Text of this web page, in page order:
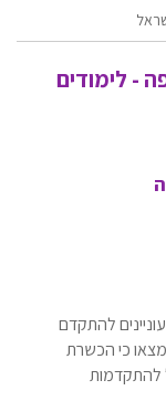
- לימודים
להתקדם
כי הכשרת
להתקדמות